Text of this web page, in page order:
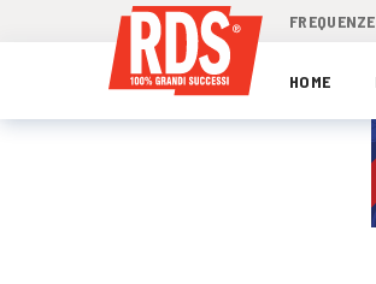
FREQUENZE
HOME